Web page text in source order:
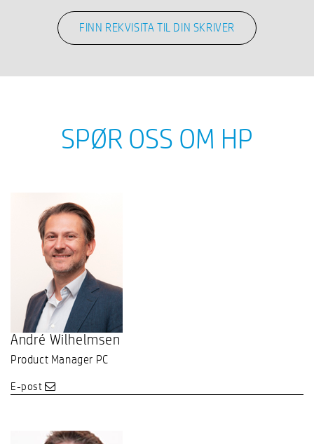
FINN REKVISITA TIL DIN SKRIVER
SPØR OSS OM HP
André Wilhelmsen
Product Manager PC
E-post